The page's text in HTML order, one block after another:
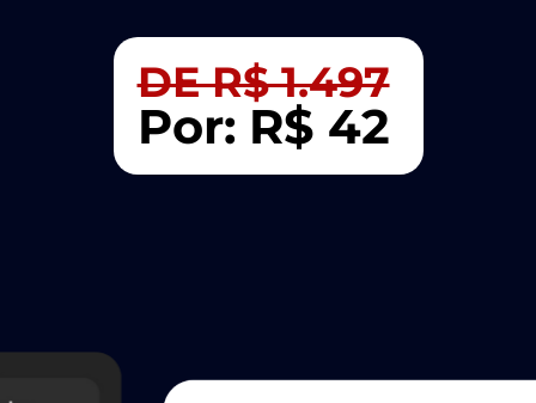
DE R$ 1.497
Por: R$ 42